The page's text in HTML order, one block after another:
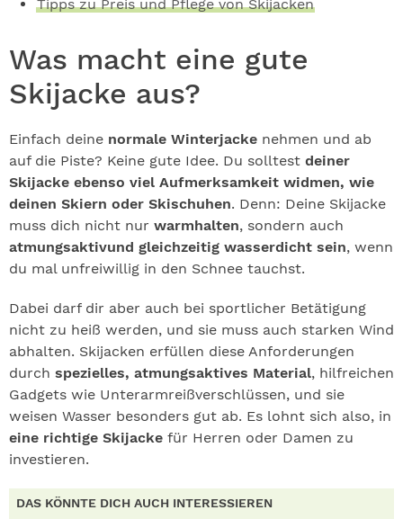
Tipps zu Preis und Pflege von Skijacken
Was macht eine gute
Skijacke aus?
Einfach deine normale Winterjacke nehmen und ab
auf die Piste? Keine gute Idee. Du solltest deiner
Skijacke ebenso viel Aufmerksamkeit widmen, wie
deinen Skiern oder Skischuhen. Denn: Deine Skijacke
muss dich nicht nur warmhalten, sondern auch
atmungsaktivund gleichzeitig wasserdicht sein, wenn
du mal unfreiwillig in den Schnee tauchst.
Dabei darf dir aber auch bei sportlicher Betätigung
nicht zu heiß werden, und sie muss auch starken Wind
abhalten. Skijacken erfüllen diese Anforderungen
durch spezielles, atmungsaktives Material, hilfreichen
Gadgets wie Unterarmreißverschlüssen, und sie
weisen Wasser besonders gut ab. Es lohnt sich also, in
eine richtige Skijacke für Herren oder Damen zu
investieren.
DAS KÖNNTE DICH AUCH INTERESSIEREN